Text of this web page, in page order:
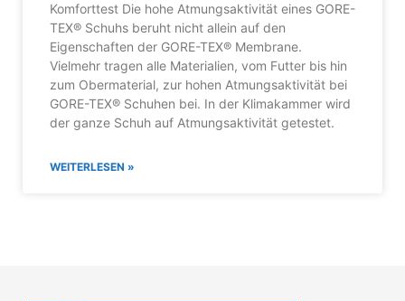
Komforttest Die hohe Atmungsaktivität eines GORE-
TEX® Schuhs beruht nicht allein auf den
Eigenschaften der GORE-TEX® Membrane.
Vielmehr tragen alle Materialien, vom Futter bis hin
zum Obermaterial, zur hohen Atmungsaktivität bei
GORE-TEX® Schuhen bei. In der Klimakammer wird
der ganze Schuh auf Atmungsaktivität getestet.
WEITERLESEN »